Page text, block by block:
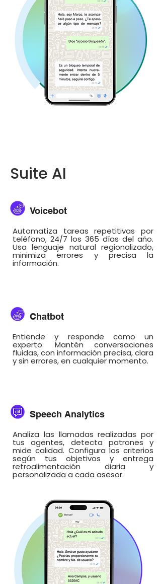
Suite AI
Voicebot
Automatiza tareas repetitivas por
teléfono, 24/7 los 365 días del año.
Usa lenguaje natural regionalizado,
minimiza errores y precisa la
información.
Chatbot
Entiende y responde como un
experto. Mantén conversaciones
fluidas, con información precisa, clara
y sin errores, en cualquier momento.
Speech Analytics
Analiza las llamadas realizadas por
tus agentes, detecta patrones y
mide calidad. Configura los criterios
según tus objetivos y entrega
retroalimentación diaria y
personalizada a cada asesor.